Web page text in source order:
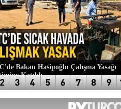
Bakan Hasipoğlu Çalışma Yasağı
Katıldı